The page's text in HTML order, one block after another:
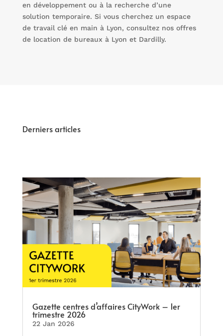
en développement ou à la recherche d’une
solution temporaire. Si vous cherchez un espace
de travail clé en main à Lyon, consultez nos offres
de location de bureaux à Lyon et Dardilly.
Derniers articles
Gazette centres d’affaires CityWork – 1er
trimestre 2026
22 Jan 2026